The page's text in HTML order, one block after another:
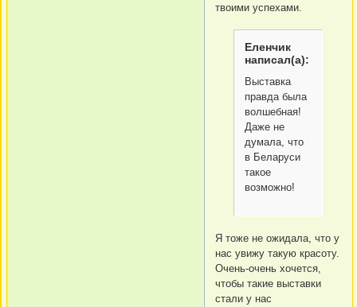
твоими успехами.
Еленчик
написал(а):
Выставка
правда была
волшебная!
Даже не
думала, что
в Беларуси
такое
возможно!
Я тоже не ожидала, что у
нас увижу такую красоту.
Очень-очень хочется,
чтобы такие выставки
стали у нас